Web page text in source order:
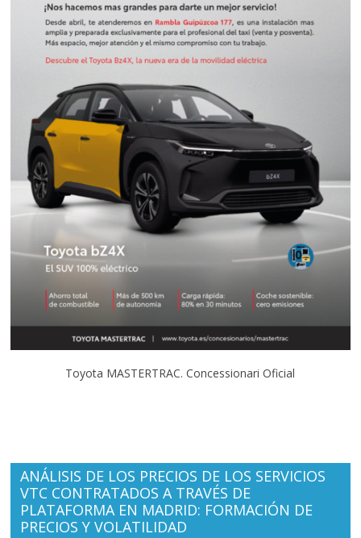
Toyota MASTERTRAC. Concessionari Oficial
ANÁLISIS DE LOS PRECIOS DE LOS SERVICIOS
VTC CONTRATADOS A TRAVÉS DE
PLATAFORMA EN MADRID: FORMACIÓN DE
PRECIOS Y VOLATILIDAD